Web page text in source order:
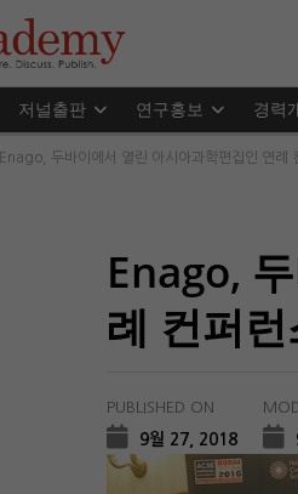
저널출판 연구홍보 경력
Enago, 두바이에서 열린 아시아과학편집인 연례
Enago,
례 컨퍼
PUBLISHED ON
9월 27, 2018